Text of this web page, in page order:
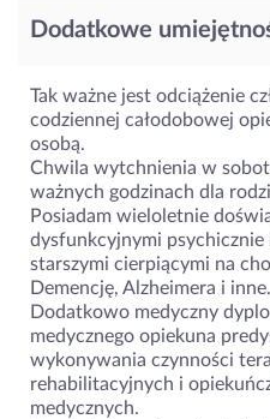
Dodatkowe
Tak ważne jest odciążenie
codziennej całodobowej
osobą.
Chwila wytchnienia w
ważnych godzinach dla
Posiadam wieloletnie
dysfunkcyjnymi psychicznie
starszymi cierpiącymi na
Demencję, Alzheimera i inne.
Dodatkowo medyczny
medycznego opiekuna
wykonywania czynności
rehabilitacyjnych i
medycznych.